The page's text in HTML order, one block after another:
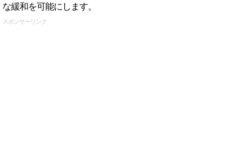
な緩和を可能にします。
スポンサーリンク